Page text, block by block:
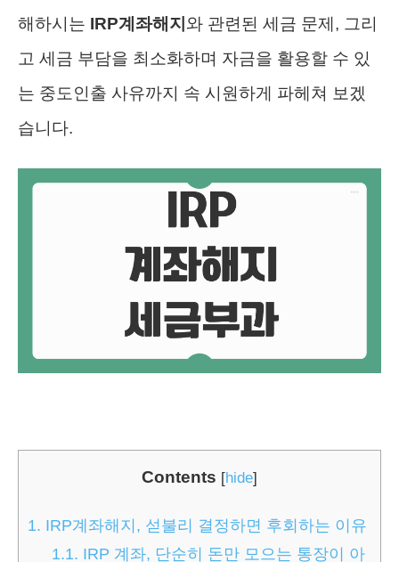
해하시는 IRP계좌해지 와 관련된 세금 문제, 그리
고 세금 부담을 최소화하며 자금을 활용할 수 있
는 중도인출 사유까지 속 시원하게 파헤쳐 보겠
습니다.
Contents [hide]
1. IRP계좌해지, 섣불리 결정하면 후회하는 이유
1.1. IRP 계좌, 단순히 돈만 모으는 통장이 아